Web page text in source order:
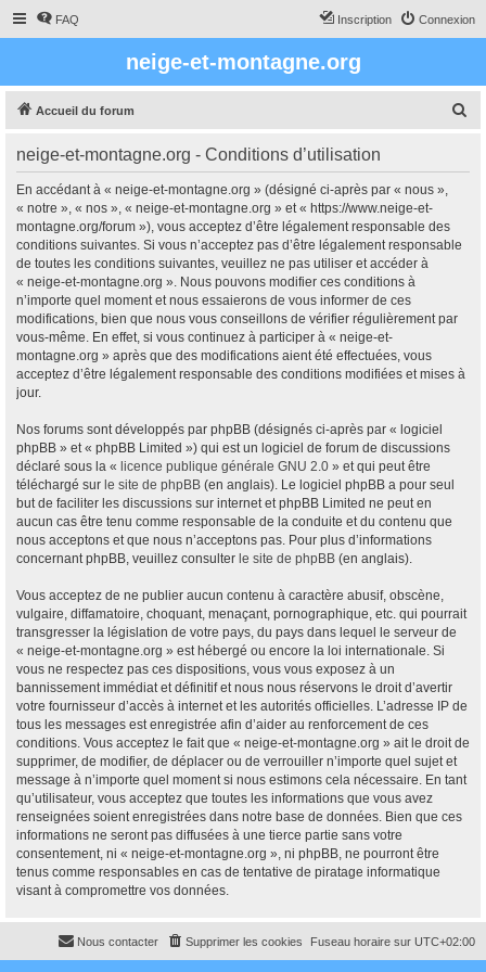
FAQ Connexion
Inscription
neige-et-montagne.org
Accueil du forum
neige-et-montagne.org - Conditions d’utilisation
En accédant à « neige-et-montagne.org » (désigné ci-après par « nous »,
« notre », « nos », « neige-et-montagne.org » et « https://www.neige-et-
montagne.org/forum »), vous acceptez d’être légalement responsable des
conditions suivantes. Si vous n’acceptez pas d’être légalement responsable
de toutes les conditions suivantes, veuillez ne pas utiliser et accéder à
« neige-et-montagne.org ». Nous pouvons modifier ces conditions à
n’importe quel moment et nous essaierons de vous informer de ces
modifications, bien que nous vous conseillons de vérifier régulièrement par
vous-même. En effet, si vous continuez à participer à « neige-et-
montagne.org » après que des modifications aient été effectuées, vous
acceptez d’être légalement responsable des conditions modifiées et mises à
jour.
Nos forums sont développés par phpBB (désignés ci-après par « logiciel
phpBB » et « phpBB Limited ») qui est un logiciel de forum de discussions
déclaré sous la « licence publique générale GNU 2.0 » et qui peut être
téléchargé sur le site de phpBB (en anglais). Le logiciel phpBB a pour seul
but de faciliter les discussions sur internet et phpBB Limited ne peut en
aucun cas être tenu comme responsable de la conduite et du contenu que
nous acceptons et que nous n’acceptons pas. Pour plus d’informations
concernant phpBB, veuillez consulter le site de phpBB (en anglais).
Vous acceptez de ne publier aucun contenu à caractère abusif, obscène,
vulgaire, diffamatoire, choquant, menaçant, pornographique, etc. qui pourrait
transgresser la législation de votre pays, du pays dans lequel le serveur de
« neige-et-montagne.org » est hébergé ou encore la loi internationale. Si
vous ne respectez pas ces dispositions, vous vous exposez à un
bannissement immédiat et définitif et nous nous réservons le droit d’avertir
votre fournisseur d’accès à internet et les autorités officielles. L’adresse IP de
tous les messages est enregistrée afin d’aider au renforcement de ces
conditions. Vous acceptez le fait que « neige-et-montagne.org » ait le droit de
supprimer, de modifier, de déplacer ou de verrouiller n’importe quel sujet et
message à n’importe quel moment si nous estimons cela nécessaire. En tant
qu’utilisateur, vous acceptez que toutes les informations que vous avez
renseignées soient enregistrées dans notre base de données. Bien que ces
informations ne seront pas diffusées à une tierce partie sans votre
consentement, ni « neige-et-montagne.org », ni phpBB, ne pourront être
tenus comme responsables en cas de tentative de piratage informatique
visant à compromettre vos données.
Fuseau horaire sur UTC+02:00
Supprimer les cookies
Nous contacter